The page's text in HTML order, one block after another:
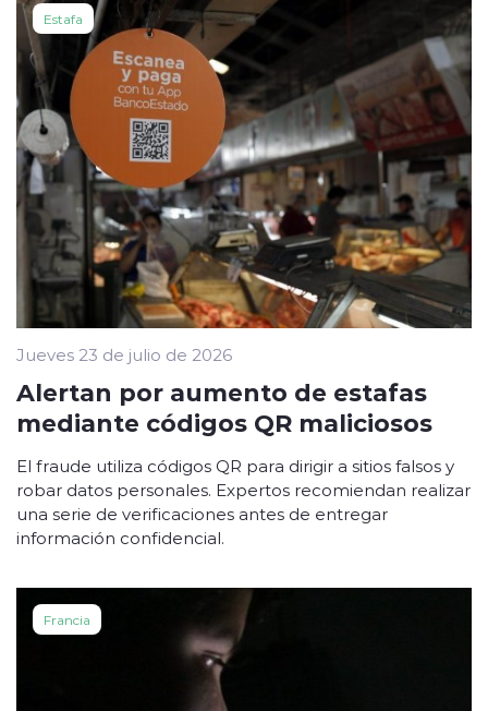
Estafa
Jueves 23 de julio de 2026
Alertan por aumento de estafas
mediante códigos QR maliciosos
El fraude utiliza códigos QR para dirigir a sitios falsos y
robar datos personales. Expertos recomiendan realizar
una serie de verificaciones antes de entregar
información confidencial.
Francia